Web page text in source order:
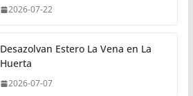
2026-07-22
Desazolvan Estero La Vena en La
Huerta
2026-07-07